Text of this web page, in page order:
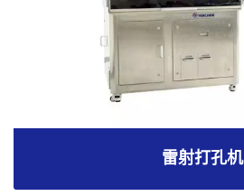
雷射打孔机